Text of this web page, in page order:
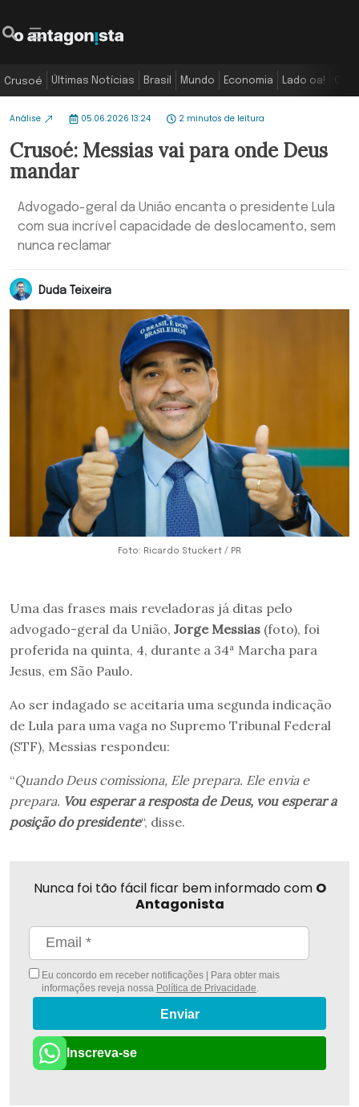
Crusoé Últimas Notícias Brasil Mundo Economia Lado oa!
Análise 05.06.2026 13:24 2 minutos de leitura
Crusoé: Messias vai para onde Deus
mandar
Advogado-geral da União encanta o presidente Lula
com sua incrível capacidade de deslocamento, sem
nunca reclamar
Duda Teixeira
Foto: Ricardo Stuckert / PR
Uma das frases mais reveladoras já ditas pelo
advogado-geral da União, Jorge Messias (foto), foi
proferida na quinta, 4, durante a 34ª Marcha para
Jesus, em São Paulo.
Ao ser indagado se aceitaria uma segunda indicação
de Lula para uma vaga no Supremo Tribunal Federal
(STF), Messias respondeu:
“Quando Deus comissiona, Ele prepara. Ele envia e
prepara. Vou esperar a resposta de Deus, vou esperar a
posição do presidente“, disse.
Nunca foi tão fácil ficar bem informado com O
Antagonista
Eu concordo em receber notificações | Para obter mais
informações reveja nossa Política de Privacidade
Enviar
Inscreva-se